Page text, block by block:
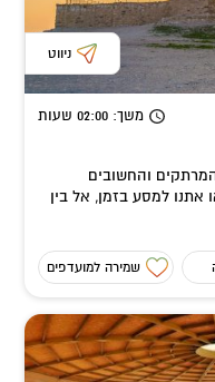
ניווט
משך: 02:00 שעות
והחשובים
למסע בזמן, אל בין
שמירה למועדפים